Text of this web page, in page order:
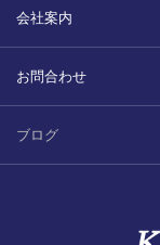
会社案内
お問合わせ
ブログ